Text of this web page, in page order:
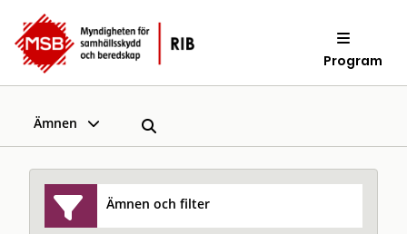
Program
Ämnen
Ämnen och filter